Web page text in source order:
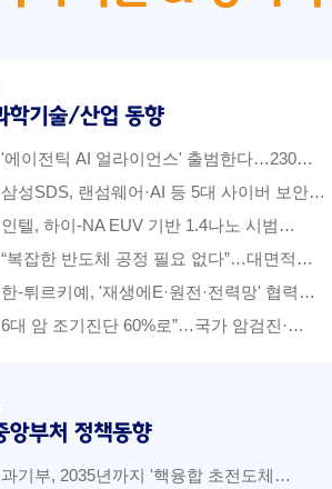
'에이전틱 AI 얼라이언스' 출범한다…230…
삼성SDS, 랜섬웨어·AI 등 5대 사이버 보안…
인텔, 하이-NA EUV 기반 1.4나노 시범…
“복잡한 반도체 공정 필요 없다”…대면적…
한-튀르키예, '재생에E·원전·전력망' 협력…
6대 암 조기진단 60%로”…국가 암검진·…
과기부, 2035년까지 '핵융합 초전도체…